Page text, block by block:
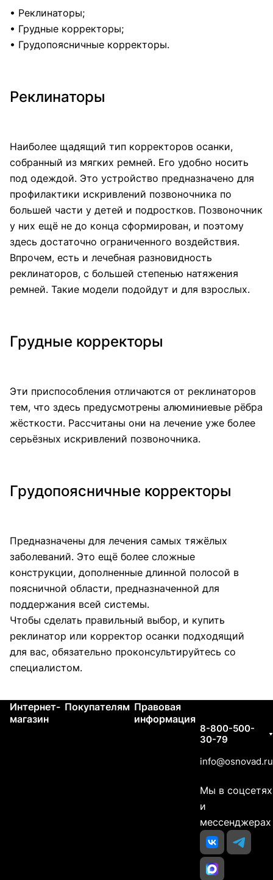
• Реклинаторы;
• Грудные корректоры;
• Грудопоясничные корректоры.
Реклинаторы
Наиболее щадящий тип корректоров осанки,
собранный из мягких ремней. Его удобно носить
под одеждой. Это устройство предназначено для
профилактики искривлений позвоночника по
большей части у детей и подростков. Позвоночник
у них ещё не до конца сформирован, и поэтому
здесь достаточно ограниченного воздействия.
Впрочем, есть и лечебная разновидность
реклинаторов, с большей степенью натяжения
ремней. Такие модели подойдут и для взрослых.
Грудные корректоры
Эти приспособления отличаются от реклинаторов
тем, что здесь предусмотрены алюминиевые рёбра
жёсткости. Рассчитаны они на лечение уже более
серьёзных искривлений позвоночника.
Грудопоясничные корректоры
Предназначены для лечения самых тяжёлых
заболеваний. Это ещё более сложные
конструкции, дополненные длинной полосой в
поясничной области, предназначенной для
поддержания всей системы.
Чтобы сделать правильный выбор, и купить
реклинатор или корректор осанки подходящий
для вас, обязательно проконсультируйтесь со
специалистом.
Интернет-
магазин
Покупателям Правовая
информация
8-800-500-
30-79
info@osnovad.ru
Мы в соцсетях
и
мессенджерах